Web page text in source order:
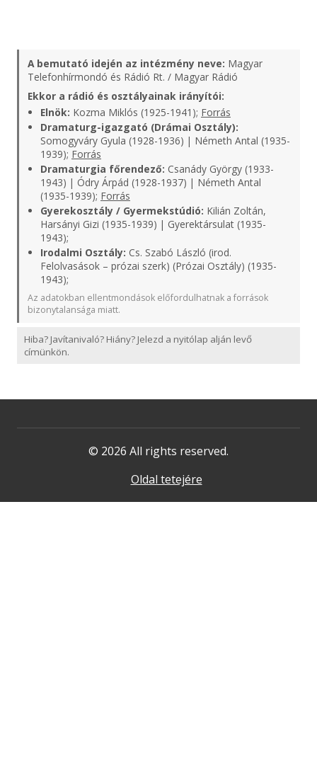
A bemutató idején az intézmény neve: Magyar
Telefonhírmondó és Rádió Rt. / Magyar Rádió
Ekkor a rádió és osztályainak irányítói:
Elnök: Kozma Miklós (1925-1941); Forrás
Dramaturg-igazgató (Drámai Osztály):
Somogyváry Gyula (1928-1936) | Németh Antal (1935-
1939); Forrás
Dramaturgia főrendező: Csanády György (1933-
1943) | Ódry Árpád (1928-1937) | Németh Antal
(1935-1939); Forrás
Gyerekosztály / Gyermekstúdió: Kilián Zoltán,
Harsányi Gizi (1935-1939) | Gyerektársulat (1935-
1943);
Irodalmi Osztály: Cs. Szabó László (irod.
Felolvasások – prózai szerk) (Prózai Osztály) (1935-
1943);
Az adatokban ellentmondások előfordulhatnak a források
bizonytalansága miatt.
Hiba? Javítanivaló? Hiány? Jelezd a nyitólap alján levő
címünkön.
© 2026 All rights reserved.
Oldal tetejére